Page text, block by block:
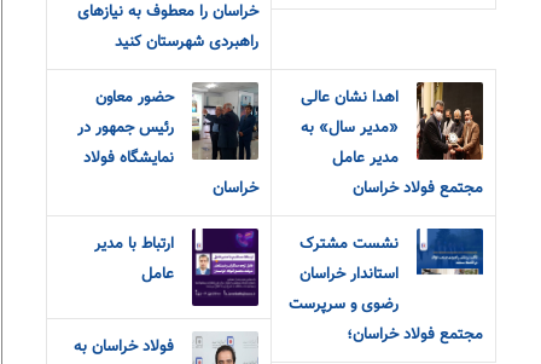
خراسان را معطوف به نیازهای
راهبردی شهرستان کنید
اهدا نشان عالی
«مدیر سال» به
مدیر عامل
مجتمع فولاد خراسان
حضور معاون
رئیس جمهور در
نمایشگاه فولاد
خراسان
نشست مشترک
استاندار خراسان
رضوی و سرپرست
مجتمع فولاد خراسان؛
ارتباط با مدیر
عامل
فولاد خراسان به